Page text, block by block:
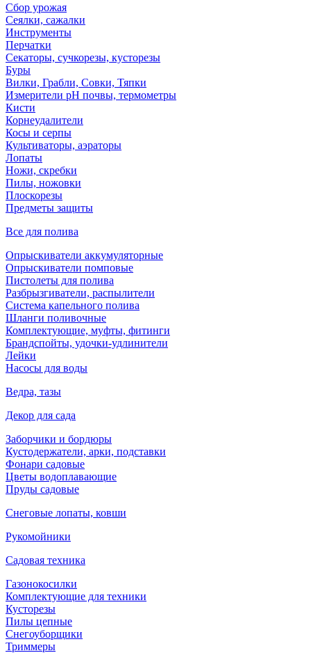
Сбор урожая
Сеялки, сажалки
Инструменты
Перчатки
Секаторы, сучкорезы, кусторезы
Буры
Вилки, Грабли, Совки, Тяпки
Измерители pH почвы, термометры
Кисти
Корнеудалители
Косы и серпы
Культиваторы, аэраторы
Лопаты
Ножи, скребки
Пилы, ножовки
Плоскорезы
Предметы защиты
Все для полива
Опрыскиватели аккумуляторные
Опрыскиватели помповые
Пистолеты для полива
Разбрызгиватели, распылители
Система капельного полива
Шланги поливочные
Комплектующие, муфты, фитинги
Брандспойты, удочки-удлинители
Лейки
Насосы для воды
Ведра, тазы
Декор для сада
Заборчики и бордюры
Кустодержатели, арки, подставки
Фонари садовые
Цветы водоплавающие
Пруды садовые
Снеговые лопаты, ковши
Рукомойники
Садовая техника
Газонокосилки
Комплектующие для техники
Кусторезы
Пилы цепные
Снегоуборщики
Триммеры